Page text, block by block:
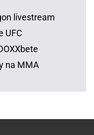
livestream
UFC
na MMA